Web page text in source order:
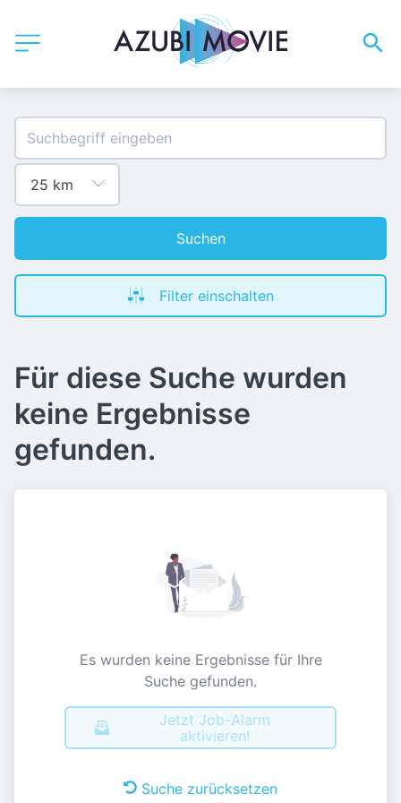
Suchen
Filter einschalten
Für diese Suche wurden
keine Ergebnisse
gefunden.
Es wurden keine Ergebnisse für Ihre
Suche gefunden.
Jetzt Job-Alarm
aktivieren!
Suche zurücksetzen